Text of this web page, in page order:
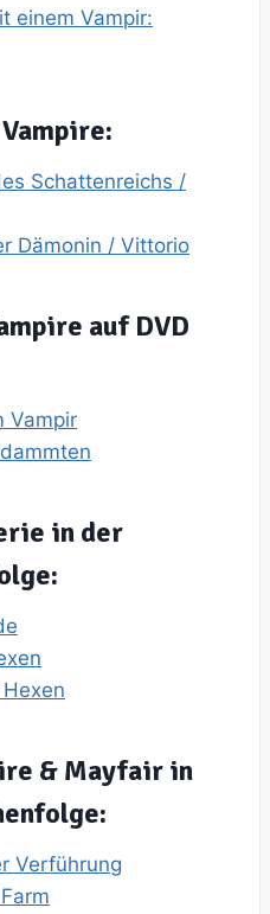
einem Vampir:
Schattenreichs /
Dämonin / Vittorio
auf DVD
Vampir
in der
& Mayfair in
Verführung